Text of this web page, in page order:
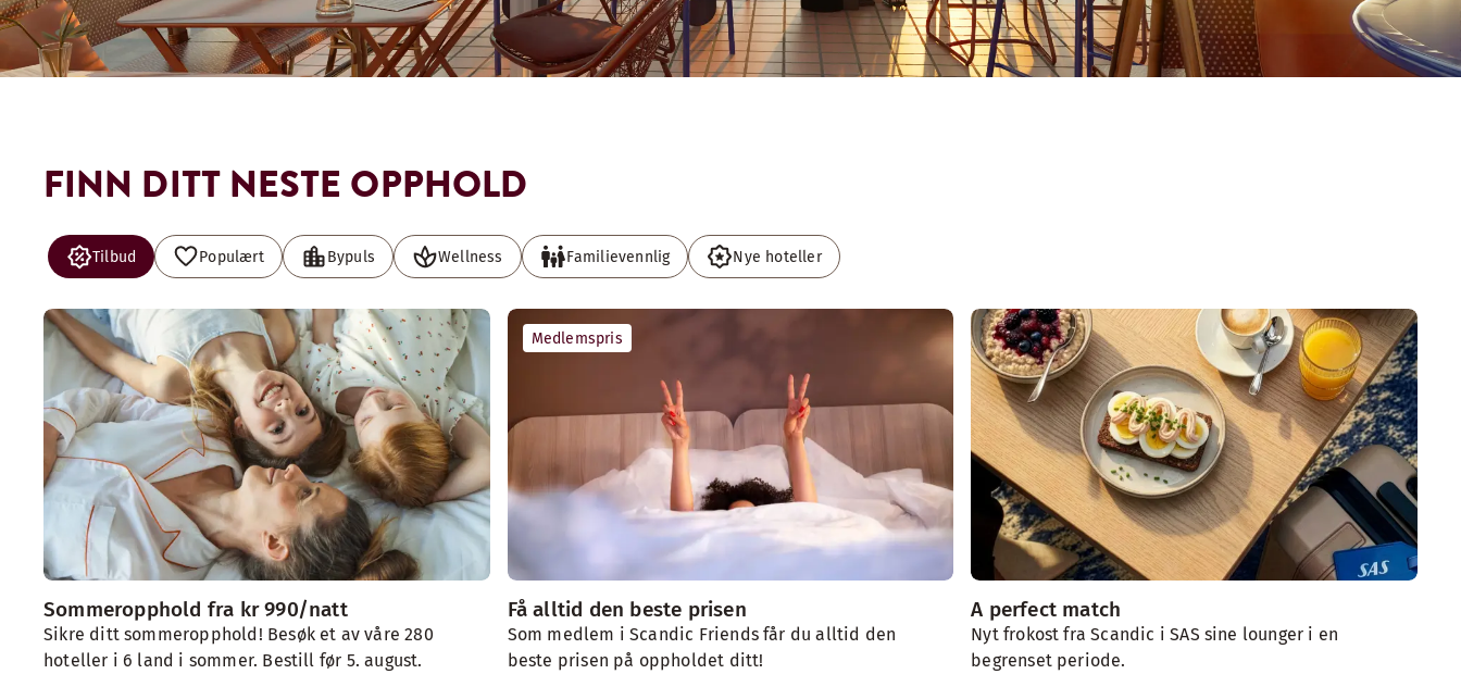
FINN DITT NESTE OPPHOLD
Tilbud Populært Bypuls Wellness Familievennlig Nye hoteller
Sommeropphold fra kr 990/natt
Sikre ditt sommeropphold! Besøk et av våre 280
hoteller i 6 land i sommer. Bestill før 5. august.
Medlemspris
Få alltid den beste prisen
Som medlem i Scandic Friends får du alltid den
beste prisen på oppholdet ditt!
A perfect match
Nyt frokost fra Scandic i SAS sine lounger i en
begrenset periode.